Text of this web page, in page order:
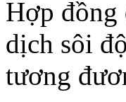
Hợp đồng
dịch sôi
tương